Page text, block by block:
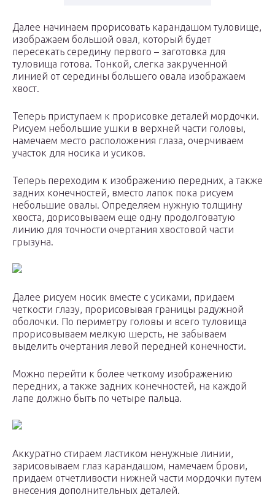
Далее начинаем прорисовать карандашом туловище,
изображаем большой овал, который будет
пересекать середину первого – заготовка для
туловища готова. Тонкой, слегка закрученной
линией от середины большего овала изображаем
хвост.
Теперь приступаем к прорисовке деталей мордочки.
Рисуем небольшие ушки в верхней части головы,
намечаем место расположения глаза, очерчиваем
участок для носика и усиков.
Теперь переходим к изображению передних, а также
задних конечностей, вместо лапок пока рисуем
небольшие овалы. Определяем нужную толщину
хвоста, дорисовываем еще одну продолговатую
линию для точности очертания хвостовой части
грызуна.
Далее рисуем носик вместе с усиками, придаем
четкости глазу, прорисовывая границы радужной
оболочки. По периметру головы и всего туловища
прорисовываем мелкую шерсть, не забываем
выделить очертания левой передней конечности.
Можно перейти к более четкому изображению
передних, а также задних конечностей, на каждой
лапе должно быть по четыре пальца.
Аккуратно стираем ластиком ненужные линии,
зарисовываем глаз карандашом, намечаем брови,
придаем отчетливости нижней части мордочки путем
внесения дополнительных деталей.